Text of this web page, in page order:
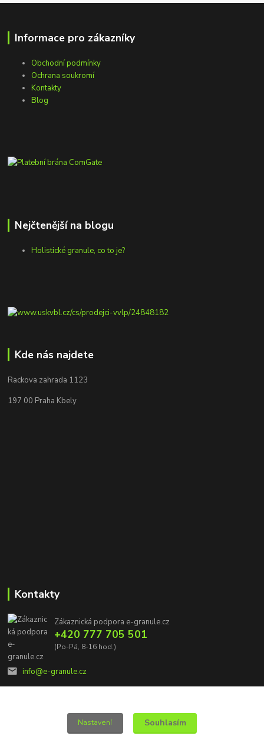
Informace pro zákazníky
Obchodní podmínky
Ochrana soukromí
Kontakty
Blog
Nejčtenější na blogu
Holistické granule, co to je?
Kde nás najdete
Rackova zahrada 1123
197 00 Praha Kbely
Kontakty
Zákaznická podpora e-granule.cz
+420 777 705 501
(Po-Pá, 8-16 hod.)
info@e-granule.cz
Nastavení Souhlasím